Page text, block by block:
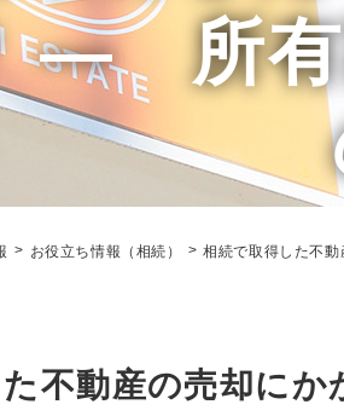
― 所有
お役立ち情報（相続） 相続で取得した不
不動産の売却に